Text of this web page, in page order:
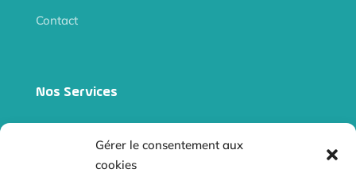
Gérer le consentement aux
cookies
Contact
Nos Services
Site e-commerce